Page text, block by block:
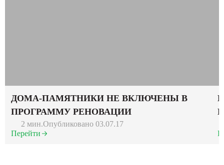
ДОМА-ПАМЯТНИКИ НЕ ВКЛЮЧЕНЫ В
ПРОГРАММУ РЕНОВАЦИИ
2 мин.Опубликовано 03.07.17
Перейти